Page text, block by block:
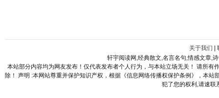
关于我们
轩宇阅读网,经典散文,名言名句,情感文章,
本站部分内容均为网友发布！仅代表发布者个人行为，与本站立场无关！ 请所
除！ 声明 :本网站尊重并保护知识产权，根据《信息网络传播权保护条例》，本
犯了您的权利,请速联